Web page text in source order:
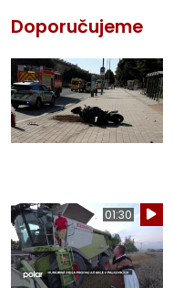
Doporučujeme
01:30